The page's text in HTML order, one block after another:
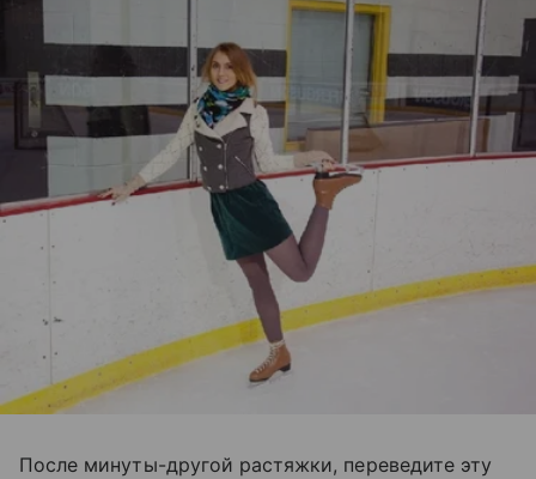
После минуты-другой растяжки, переведите эту